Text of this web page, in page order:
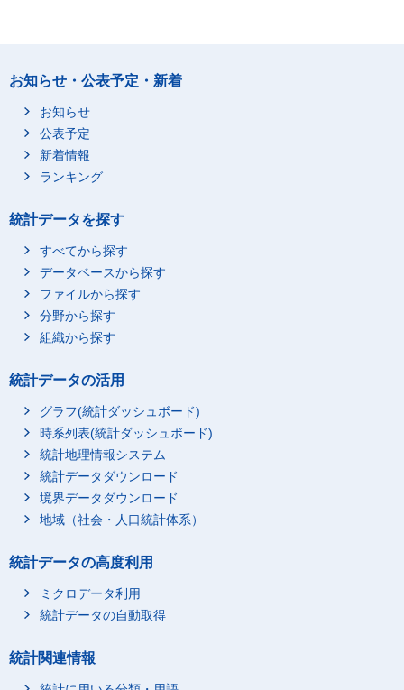
お知らせ・公表予定・新着
お知らせ
公表予定
新着情報
ランキング
統計データを探す
すべてから探す
データベースから探す
ファイルから探す
分野から探す
組織から探す
統計データの活用
グラフ(統計ダッシュボード)
時系列表(統計ダッシュボード)
統計地理情報システム
統計データダウンロード
境界データダウンロード
地域（社会・人口統計体系）
統計データの高度利用
ミクロデータ利用
統計データの自動取得
統計関連情報